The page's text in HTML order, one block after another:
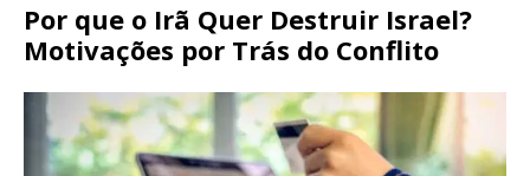
Por que o Irã Quer Destruir Israel?
Motivações por Trás do Conflito